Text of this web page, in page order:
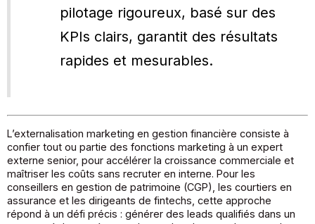
pilotage rigoureux, basé sur des
KPIs clairs, garantit des résultats
rapides et mesurables.
L’externalisation marketing en gestion financière consiste à
confier tout ou partie des fonctions marketing à un expert
externe senior, pour accélérer la croissance commerciale et
maîtriser les coûts sans recruter en interne. Pour les
conseillers en gestion de patrimoine (CGP), les courtiers en
assurance et les dirigeants de fintechs, cette approche
répond à un défi précis : générer des leads qualifiés dans un